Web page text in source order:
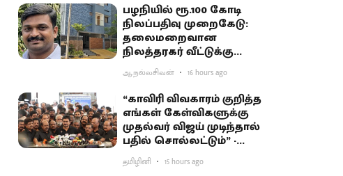
பழநியில் ரூ.100 கோடி
நிலப்பதிவு முறைகேடு:
தலைமறைவான
நிலத்தரகர் வீட்டுக்கு
சிபிசிஐடி ‘சீல்’
ஆ.நல்லசிவன் 16 hours ago
“காவிரி விவகாரம் குறித்த
எங்கள் கேள்விகளுக்கு
முதல்வர் விஜய் முடிந்தால்
பதில் சொல்லட்டும்” -
உதயநிதி சவால்
தமிழினி 15 hours ago